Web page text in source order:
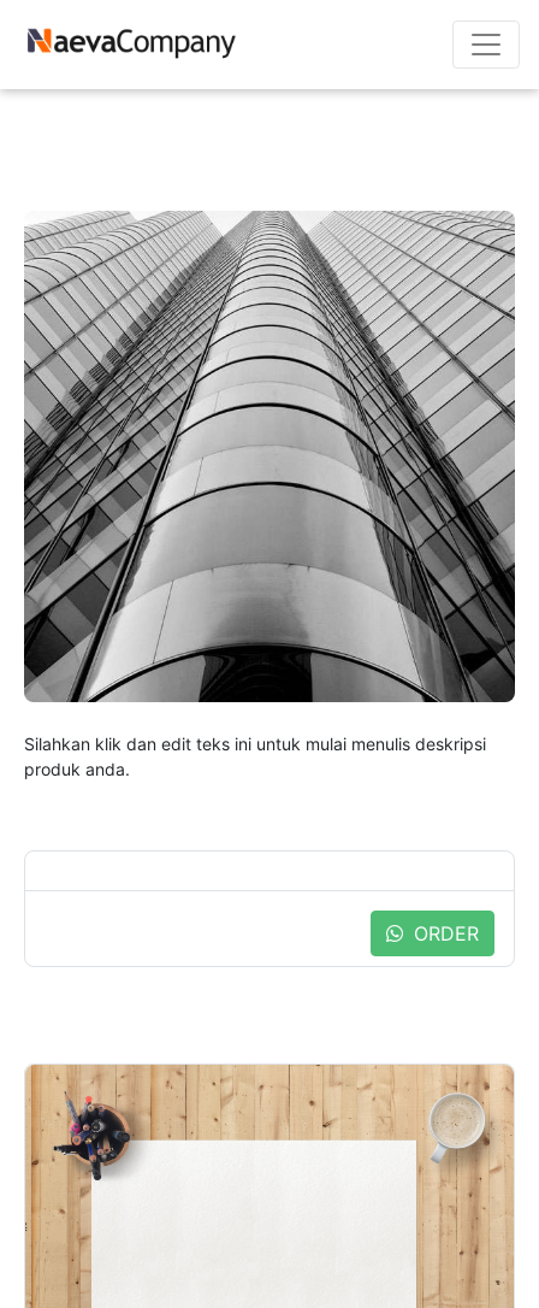
Silahkan klik dan edit teks ini untuk mulai menulis deskripsi
produk anda.
ORDER